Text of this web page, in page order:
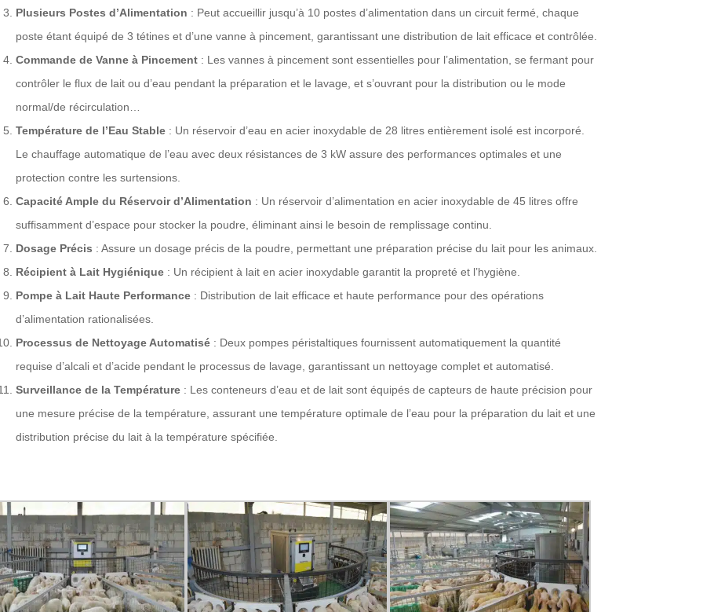
Plusieurs Postes d’Alimentation : Peut accueillir jusqu’à 10 postes d’alimentation dans un circuit fermé, chaque
poste étant équipé de 3 tétines et d’une vanne à pincement, garantissant une distribution de lait efficace et contrôlée.
Commande de Vanne à Pincement: Les vannes à pincement sont essentielles pour l’alimentation, se fermant pour
contrôler le flux de lait ou d’eau pendant la préparation et le lavage, et s’ouvrant pour la distribution ou le mode
normal/de récirculation…
Température de l’Eau Stable: Un réservoir d’eau en acier inoxydable de 28 litres entièrement isolé est incorporé.
Le chauffage automatique de l’eau avec deux résistances de 3 kW assure des performances optimales et une
protection contre les surtensions.
Capacité Ample du Réservoir d’Alimentation : Un réservoir d’alimentation en acier inoxydable de 45 litres offre
suffisamment d’espace pour stocker la poudre, éliminant ainsi le besoin de remplissage continu.
Dosage Précis : Assure un dosage précis de la poudre, permettant une préparation précise du lait pour les animaux.
Récipient à Lait Hygiénique: Un récipient à lait en acier inoxydable garantit la propreté et l’hygiène.
Pompe à Lait Haute Performance: Distribution de lait efficace et haute performance pour des opérations
d’alimentation rationalisées.
Processus de Nettoyage Automatisé: Deux pompes péristaltiques fournissent automatiquement la quantité
requise d’alcali et d’acide pendant le processus de lavage, garantissant un nettoyage complet et automatisé.
Surveillance de la Température: Les conteneurs d’eau et de lait sont équipés de capteurs de haute précision pour
une mesure précise de la température, assurant une température optimale de l’eau pour la préparation du lait et une
distribution précise du lait à la température spécifiée.